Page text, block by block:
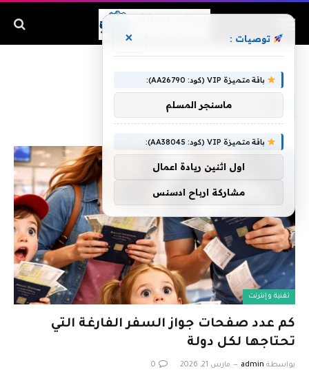
تقنية وإنترنت
كم عدد صفحات جواز السفر الفارغة التي
تحتاجها لكل دولة
بواسطة admin مارس 21, 2026 0
توصيات : ×
باقة متميزة VIP (كود: AA26790):
ماسنجر المسلم
باقة متميزة VIP (كود: AA38045):
اول اثنين ريادة اعمال
مشاركة ارباح ادسنس